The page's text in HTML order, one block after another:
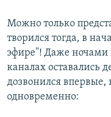
Можно только
творился тогда, в
эфире"! Даже ночами
каналах оставались
дозвонился впервые,
одновременно: